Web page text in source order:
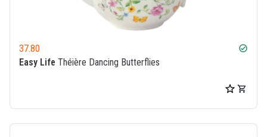
37.80 check_circle
Easy Life Théière Dancing Butterflies